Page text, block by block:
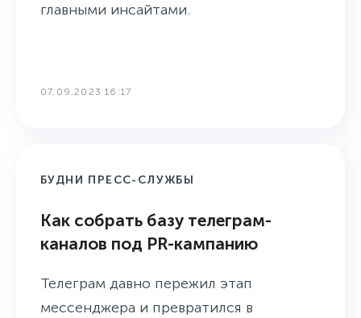
главными инсайтами.
07.09.2023 16:17
БУДНИ ПРЕСС-СЛУЖБЫ
Как собрать базу телеграм-
каналов под PR-кампанию
Телеграм давно пережил этап
мессенджера и превратился в